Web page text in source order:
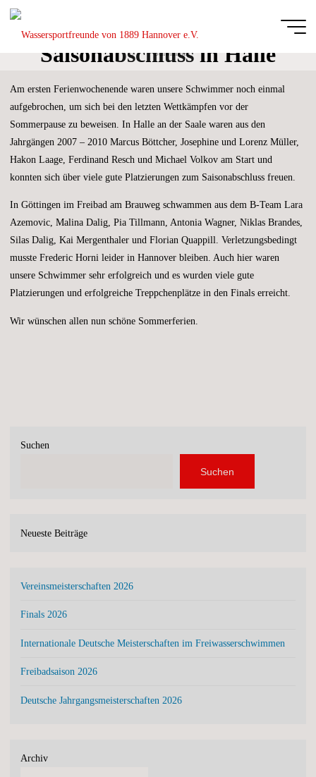
Zum
von 1889
Hannover e.V.
DIE
GANZE
DES
SCHWIMM-
WASSERBALLSPORTS
Saisonabschluss in Halle
und Göttingen
Start Schwimmen
Am ersten Ferienwochenende waren unsere Schwimmer noch einmal
aufgebrochen, um sich bei den letzten Wettkämpfen vor der
Sommerpause zu beweisen. In Halle an der Saale waren aus den
Jahrgängen 2007 – 2010 Marcus Böttcher, Josephine und Lorenz Müller,
Hakon Laage, Ferdinand Resch und Michael Volkov am Start und
konnten sich über viele gute Platzierungen zum Saisonabschluss freuen.
In Göttingen im Freibad am Brauweg schwammen aus dem B-Team Lara
Azemovic, Malina Dalig, Pia Tillmann, Antonia Wagner, Niklas Brandes,
Silas Dalig, Kai Mergenthaler und Florian Quappill. Verletzungsbedingt
musste Frederic Horni leider in Hannover bleiben. Auch hier waren
unsere Schwimmer sehr erfolgreich und es wurden viele gute
Platzierungen und erfolgreiche Treppchenplätze in den Finals erreicht.
Wir wünschen allen nun schöne Sommerferien.
Suchen
Suchen
Neueste Beiträge
Vereinsmeisterschaften 2026
Finals 2026
Internationale Deutsche Meisterschaften im Freiwasserschwimmen
Freibadsaison 2026
Deutsche Jahrgangsmeisterschaften 2026
Archiv